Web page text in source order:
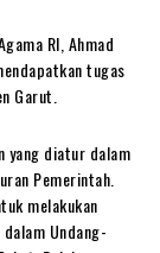
RI, Ahmad
tugas
Garut.
yang diatur dalam
Pemerintah.
melakukan
Undang-